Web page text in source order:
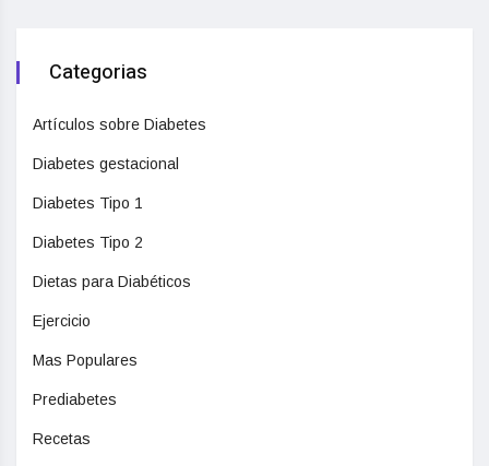
Categorias
Artículos sobre Diabetes
Diabetes gestacional
Diabetes Tipo 1
Diabetes Tipo 2
Dietas para Diabéticos
Ejercicio
Mas Populares
Prediabetes
Recetas